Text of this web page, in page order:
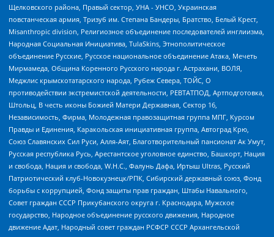
Щелковского района, Правый сектор, УНА - УНСО, Украинская
повстанческая армия, Тризуб им. Степана Бандеры, Братство, Белый Крест,
Misanthropic division, Религиозное объединение последователей инглиизма,
Народная Социальная Инициатива, TulaSkins, Этнополитическое
объединение Русские, Русское национальное объединение Атака, Мечеть
Мирмамеда, Община Коренного Русского народа г. Астрахани, ВОЛЯ,
Меджлис крымскотатарского народа, Рубеж Севера, ТОЙС, О
противодействии экстремистской деятельности, РЕВТАТПОД, Артподготовка,
Штольц, В честь иконы Божией Матери Державная, Сектор 16,
Независимость, Фирма, Молодежная правозащитная группа МПГ, Курсом
Правды и Единения, Каракольская инициативная группа, Автоград Крю,
Союз Славянских Сил Руси, Алля-Аят, Благотворительный пансионат Ак Умут,
Русская республика Русь, Арестантское уголовное единство, Башкорт, Нация
и свобода, Нация и свобода, W.H.С., Фалунь Дафа, Иртыш Ultras, Русский
Патриотический клуб-Новокузнецк/РПК, Сибирский державный союз, Фонд
борьбы с коррупцией, Фонд защиты прав граждан, Штабы Навального,
Совет граждан СССР Прикубанского округа г. Краснодара, Мужское
государство, Народное объединение русского движения, Народное
движение Адат, Народный совет граждан РСФСР СССР Архангельской